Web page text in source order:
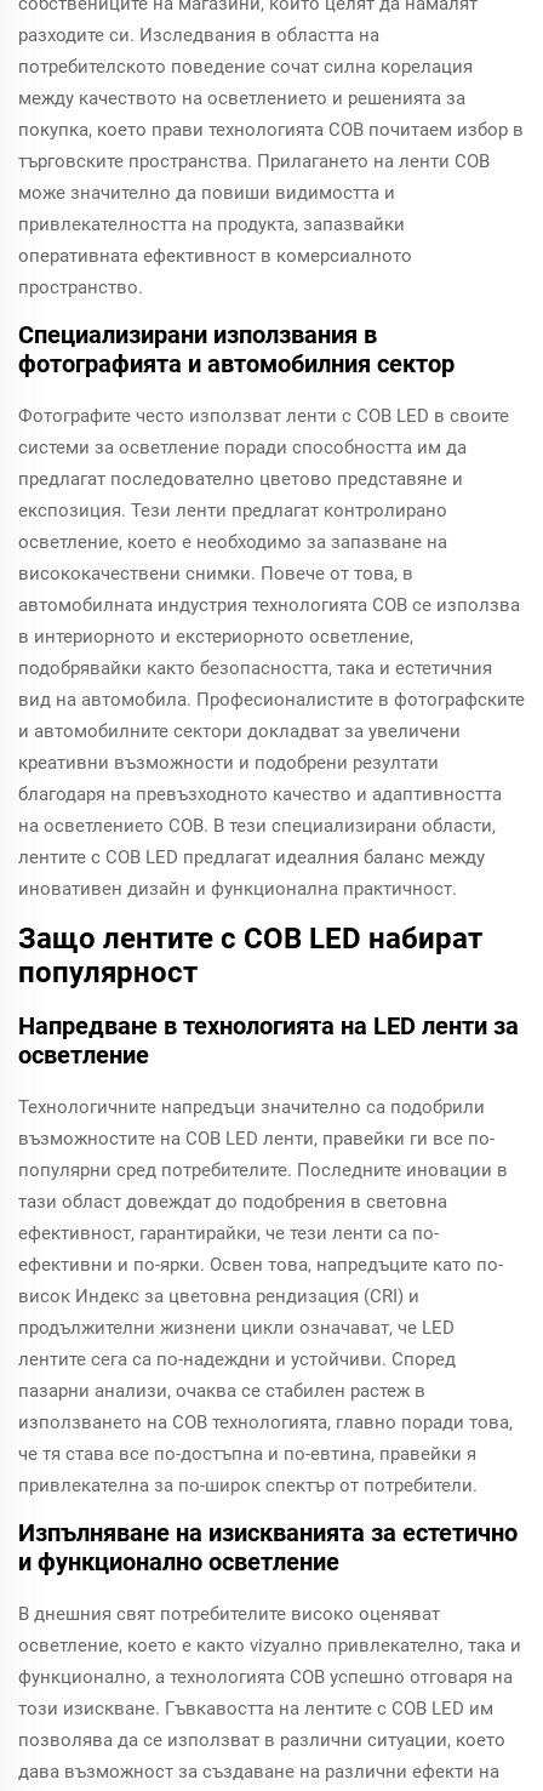
разходите си. Изследвания в областта на
потребителското поведение сочат силна корелация
между качеството на осветлението и решенията за
покупка, което прави технологията COB почитаем избор в
търговските пространства. Прилагането на ленти COB
може значително да повиши видимостта и
привлекателността на продукта, запазвайки
оперативната ефективност в комерсиалното
пространство.
Специализирани използвания в
фотографията и автомобилния сектор
Фотографите често използват ленти с COB LED в своите
системи за осветление поради способността им да
предлагат последователно цветово представяне и
експозиция. Тези ленти предлагат контролирано
осветление, което е необходимо за запазване на
висококачествени снимки. Повече от това, в
автомобилната индустрия технологията COB се използва
в интериорното и екстериорното осветление,
подобрявайки както безопасността, така и естетичния
вид на автомобила. Професионалистите в фотографските
и автомобилните сектори докладват за увеличени
креативни възможности и подобрени резултати
благодаря на превъзходното качество и адаптивността
на осветлението COB. В тези специализирани области,
лентите с COB LED предлагат идеалния баланс между
иновативен дизайн и функционална практичност.
Защо лентите с COB LED набират
популярност
Напредване в технологията на LED ленти за
осветление
Технологичните напредъци значително са подобрили
възможностите на COB LED ленти, правейки ги все по-
популярни сред потребителите. Последните иновации в
тази област довеждат до подобрения в световна
ефективност, гарантирайки, че тези ленти са по-
ефективни и по-ярки. Освен това, напредъците като по-
висок Индекс за цветовна рендизация (CRI) и
продължителни жизнени цикли означават, че LED
лентите сега са по-надеждни и устойчиви. Според
пазарни анализи, очаква се стабилен растеж в
използването на COB технологията, главно поради това,
че тя става все по-достъпна и по-евтина, правейки я
привлекателна за по-широк спектър от потребители.
Изпълняване на изискванията за естетично
и функционално осветление
В днешния свят потребителите високо оценяват
осветление, което е както vizуално привлекателно, така и
функционално, а технологията COB успешно отговаря на
този изискване. Гъвкавостта на лентите с COB LED им
позволява да се използват в различни ситуации, което
дава възможност за създаване на различни ефекти на